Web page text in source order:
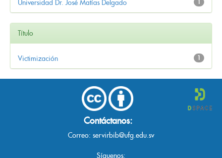
1
Universidad Dr. José Matías Delgado
Título
1
Victimización
Contáctanos:
Correo: servirbib@ufg.edu.sv
Síguenos: